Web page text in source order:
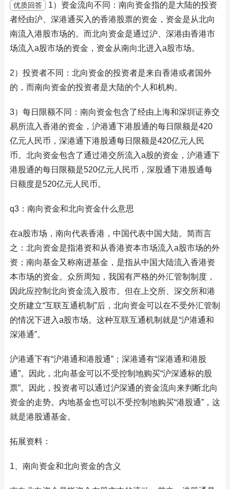
优质回答
1）资金流向不同：南向资金指的是大陆的投资
者经由沪、深港通买入的香港股票的资金，资金是从北向
南流入港股市场的。而北向资金是通过沪、深港由香港市
场流入a股市场的资金，资金从南向北进入a股市场。
2）投资者不同：北向资金的投资者是来自香港或者国外
的，而南向资金的投资者是大陆的个人和机构。
3）每日限额不同：南向资金包含了经由上海和深圳证券交
易所流入香港的资金，沪港通下港股通的每日限额是420
亿元人民币，深港通下港股通每日限额是420亿元人民
币。北向资金包含了通过港交所流入a股的资金，沪港通下
港股通的每日限额是520亿元人民币，深股通下港股通每
日额度是520亿元人民币。
q3：南向资金和北向资金什么意思
在a股市场，南向代表香港，中国代表中国大陆。简而言
之：北向资金是指港资和从香港资本市场流入a股市场的外
资；南向基金又称南进基金，是指从中国大陆流入香港资
本市场的资金。众所周知，我国有严格的外汇管制制度，
因此应控制北向资金流入股市。但在上交所、深交所和港
交所建立“互联互通机制”后，北向资金可以在不受外汇管制
的情况下进入a股市场。这种互联互通机制就是“沪港通和
深港通”。
沪港通下有“沪港通和港股通”；深港通有“深港通和港股
通”。因此，北向基金可以不受控制地购买“沪深通标的股
票”。因此，投资者可以通过沪深通的资金流向来判断北向
资金的走势。内地基金也可以不受控制地购买“港股通”，这
就是港股通基金。
拓展资料：
1、南向资金和北向资金的含义